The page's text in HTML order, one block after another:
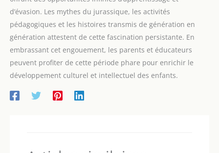
d’évasion. Les mythes du jurassique, les activités
pédagogiques et les histoires transmis de génération en
génération attestent de cette fascination persistante. En
embrassant cet engouement, les parents et éducateurs
peuvent profiter de cette période phare pour enrichir le
développement culturel et intellectuel des enfants.